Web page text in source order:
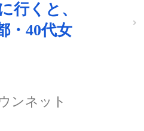
行くと、
・40代女
ンネット